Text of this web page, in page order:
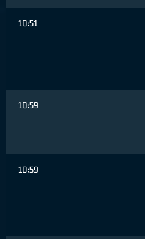
10:51
10:59
10:59